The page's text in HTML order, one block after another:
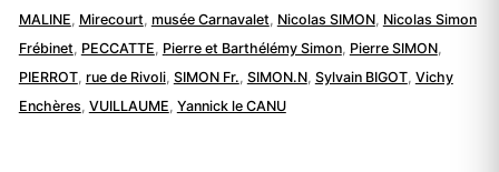
MALINE Mirecourt musée Carnavalet Nicolas SIMON, Nicolas Simon
Frébinet PECCATTE Pierre et Barthélémy Simon, Pierre SIMON,
PIERROT, rue de Rivoli, SIMON Fr. SIMON.N, Sylvain BIGOT, Vichy
Enchères VUILLAUME Yannick le CANU